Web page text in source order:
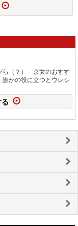
ら（？） 京女のおすす
かの役に立つとウレシ